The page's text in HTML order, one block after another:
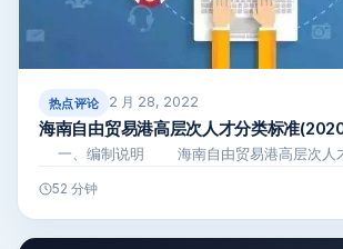
热点评论 2 月 28, 2022
海南自由贸易港高层次人才分类标准
一、编制说明 海南自由贸易港高层次人
52 分钟